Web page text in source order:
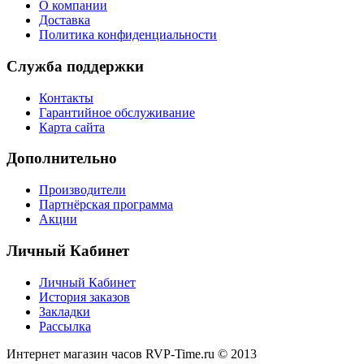
О компании
Доставка
Политика конфиденциальности
Служба поддержки
Контакты
Гарантийное обслуживание
Карта сайта
Дополнительно
Производители
Партнёрская программа
Акции
Личный Кабинет
Личный Кабинет
История заказов
Закладки
Рассылка
Интернет магазин часов RVP-Time.ru © 2013